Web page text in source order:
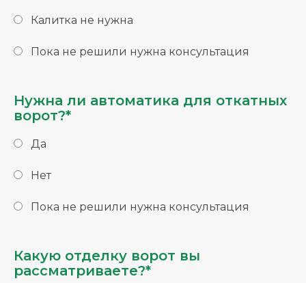
Калитка не нужна
Пока не решили нужна консультация
Нужна ли автоматика для откатных
ворот?*
Да
Нет
Пока не решили нужна консультация
Какую отделку ворот вы
рассматриваете?*